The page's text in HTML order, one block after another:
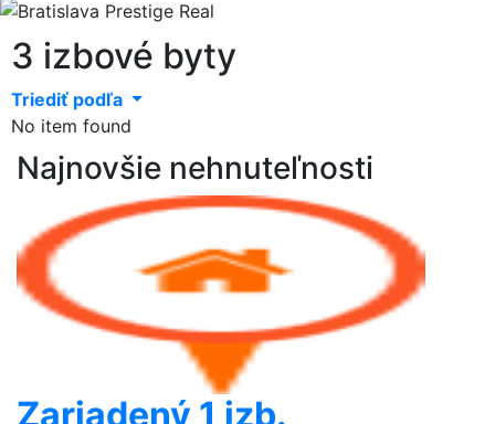
3 izbové byty
Triediť podľa
No item found
Najnovšie nehnuteľnosti
Zariadený 1 izb.